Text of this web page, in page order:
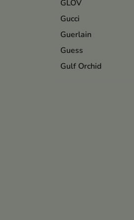
GLOV
Gucci
Guerlain
Guess
Gulf Orchid